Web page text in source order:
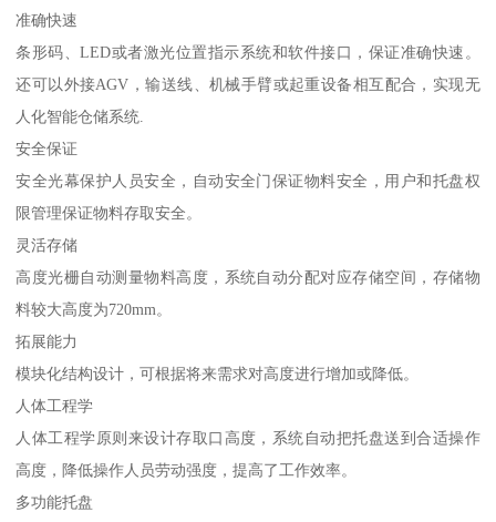
准确快速
条形码、LED或者激光位置指示系统和软件接口，保证准确快速。
还可以外接AGV，输送线、机械手臂或起重设备相互配合，实现无
人化智能仓储系统.
安全保证
安全光幕保护人员安全，自动安全门保证物料安全，用户和托盘权
限管理保证物料存取安全。
灵活存储
高度光栅自动测量物料高度，系统自动分配对应存储空间，存储物
料较大高度为720mm。
拓展能力
模块化结构设计，可根据将来需求对高度进行增加或降低。
人体工程学
人体工程学原则来设计存取口高度，系统自动把托盘送到合适操作
高度，降低操作人员劳动强度，提高了工作效率。
多功能托盘